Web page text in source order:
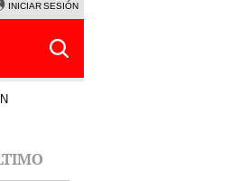
DE LUZ VIERNES 7 DE AGOSTO
INICIAR SESIÓN